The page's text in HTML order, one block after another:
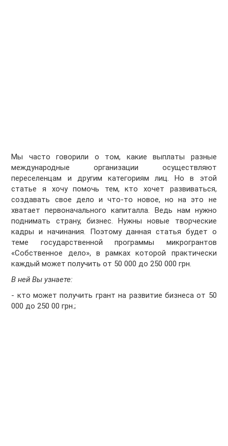
Мы часто говорили о том, какие выплаты разные
международные организации осуществляют
переселенцам и другим категориям лиц. Но в этой
статье я хочу помочь тем, кто хочет развиваться,
создавать свое дело и что-то новое, но на это не
хватает первоначального капиталла. Ведь нам нужно
поднимать страну, бизнес. Нужны новые творческие
кадры и начинания. Поэтому данная статья будет о
теме государственной программы микрогрантов
«Собственное дело», в рамках которой практически
каждый может получить от 50 000 до 250 000 грн.
В ней Вы узнаете:
- кто может получить грант на развитие бизнеса от 50
000 до 250 00 грн.;